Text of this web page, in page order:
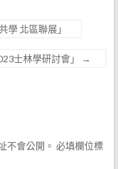
學 北區聯展」
士林學研討會」 →
不會公開。 必填欄位標